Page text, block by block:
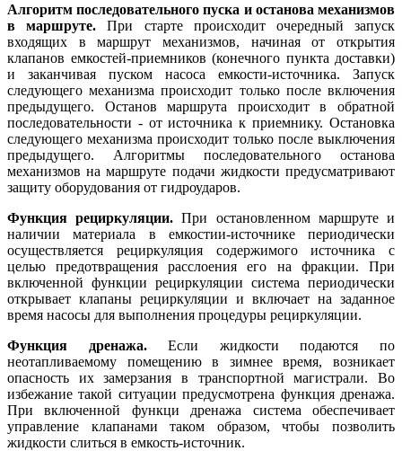
Алгоритм последовательного пуска и останова механизмов
в маршруте.При старте происходит очередный запуск
входящих в маршрут механизмов, начиная от открытия
клапанов емкостей-приемников (конечного пункта доставки)
и заканчивая пуском насоса емкости-источника. Запуск
следующего механизма происходит только после включения
предыдущего. Останов маршрута происходит в обратной
последовательности - от источника к приемнику. Остановка
следующего механизма происходит только после выключения
предыдущего. Алгоритмы последовательного останова
механизмов на маршруте подачи жидкости предусматривают
защиту оборудования от гидроударов.
Функция рециркуляции.При остановленном маршруте и
наличии материала в емкостии-источнике периодически
осуществляется рециркуляция содержимого источника с
целью предотвращения расслоения его на фракции. При
включенной функции рециркуляции система периодически
открывает клапаны рециркуляции и включает на заданное
время насосы для выполнения процедуры рециркуляции.
Функция дренажа.Если жидкости подаются по
неотапливаемому помещению в зимнее время, возникает
опасность их замерзания в транспортной магистрали. Во
избежание такой ситуации предусмотрена функция дренажа.
При включенной функци дренажа система обеспечивает
управление клапанами таком образом, чтобы позволить
жидкости слиться в емкость-источник.